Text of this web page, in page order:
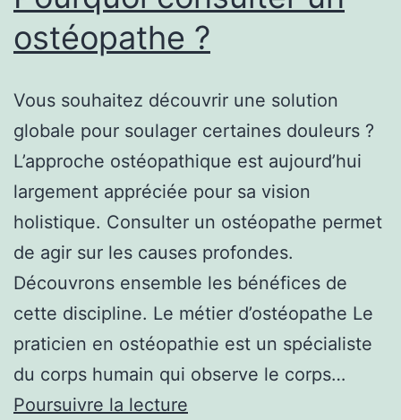
ostéopathe ?
Vous souhaitez découvrir une solution
globale pour soulager certaines douleurs ?
L’approche ostéopathique est aujourd’hui
largement appréciée pour sa vision
holistique. Consulter un ostéopathe permet
de agir sur les causes profondes.
Découvrons ensemble les bénéfices de
cette discipline. Le métier d’ostéopathe Le
praticien en ostéopathie est un spécialiste
du corps humain qui observe le corps…
Poursuivre la lecture